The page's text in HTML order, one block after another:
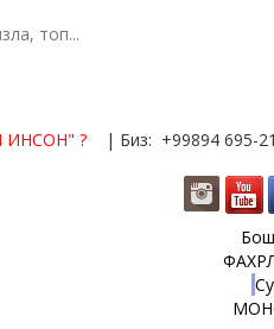
ИНСОН"? | Биз: +99894 695-